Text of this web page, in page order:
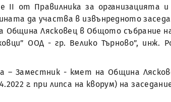
ІІ от Правилника за организацията
да участва в извънредното
Община Лясковец в Общото събрание
ООД - гр. Велико Търново”, инж.
– Заместник - кмет на Община
г. при липса на кворум) на